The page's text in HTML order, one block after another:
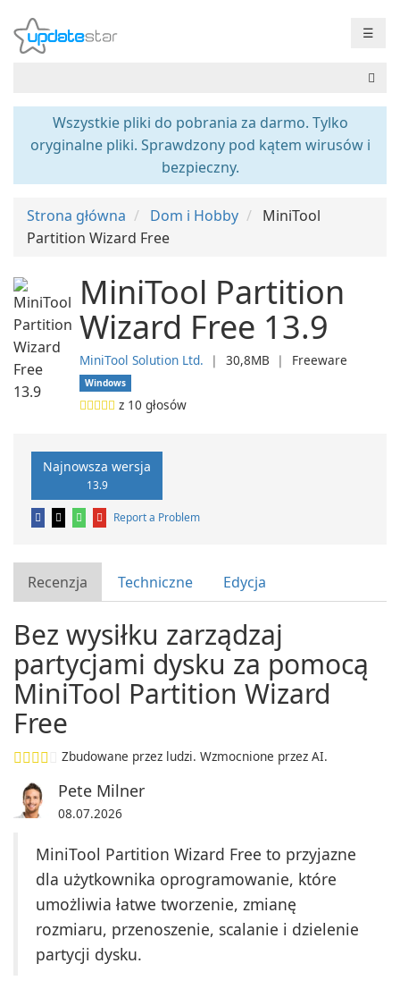
☰
Wszystkie pliki do pobrania za darmo. Tylko
oryginalne pliki. Sprawdzony pod kątem wirusów i
bezpieczny.
Strona główna Dom i Hobby
MiniTool
Partition Wizard Free
MiniTool Partition
Wizard Free 13.9
MiniTool Solution Ltd. ❘ 30,8MB ❘ Freeware
Windows
z 10 głosów
Najnowsza wersja
13.9
Report a Problem
Recenzja Techniczne Edycja
Bez wysiłku zarządzaj
partycjami dysku za pomocą
MiniTool Partition Wizard
Free
Zbudowane przez ludzi. Wzmocnione przez AI.
Pete Milner
08.07.2026
MiniTool Partition Wizard Free to przyjazne
dla użytkownika oprogramowanie, które
umożliwia łatwe tworzenie, zmianę
rozmiaru, przenoszenie, scalanie i dzielenie
partycji dysku.